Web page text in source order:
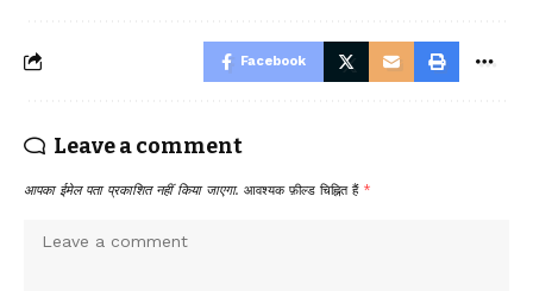
Facebook
Leave a comment
आपका ईमेल पता प्रकाशित नहीं किया जाएगा. आवश्यक फ़ील्ड चिह्नित हैं *